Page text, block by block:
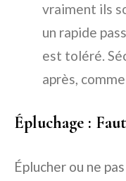
vraiment ils
un rapide
est toléré.
après,
Épluchage :
Éplucher ou ne